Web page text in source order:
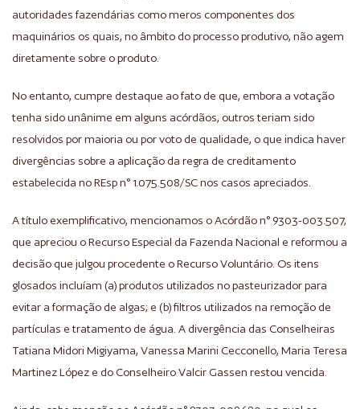
autoridades fazendárias como meros componentes dos
maquinários os quais, no âmbito do processo produtivo, não agem
diretamente sobre o produto.
No entanto, cumpre destaque ao fato de que, embora a votação
tenha sido unânime em alguns acórdãos, outros teriam sido
resolvidos por maioria ou por voto de qualidade, o que indica haver
divergências sobre a aplicação da regra de creditamento
estabelecida no REsp n° 1.075.508/SC nos casos apreciados.
A título exemplificativo, mencionamos o Acórdão n° 9303-003.507,
que apreciou o Recurso Especial da Fazenda Nacional e reformou a
decisão que julgou procedente o Recurso Voluntário. Os itens
glosados incluíam (a) produtos utilizados no pasteurizador para
evitar a formação de algas; e (b) filtros utilizados na remoção de
partículas e tratamento de água. A divergência das Conselheiras
Tatiana Midori Migiyama, Vanessa Marini Cecconello, Maria Teresa
Martinez López e do Conselheiro Valcir Gassen restou vencida.